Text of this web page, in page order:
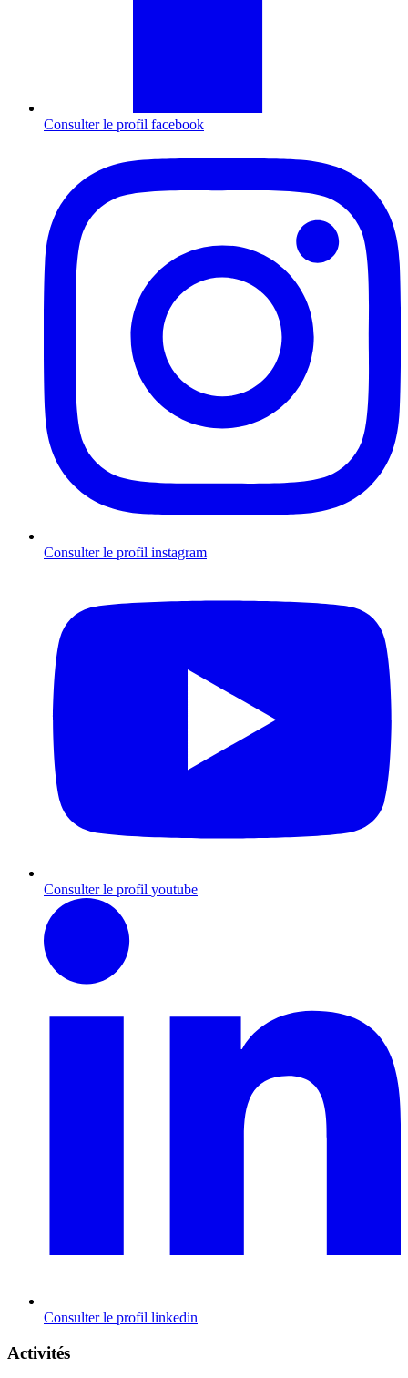
Consulter le profil facebook
Consulter le profil instagram
Consulter le profil youtube
Consulter le profil linkedin
Activités